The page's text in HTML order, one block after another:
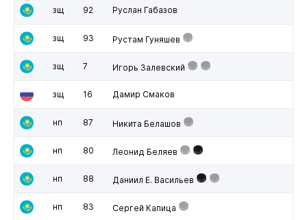
зщ 92 Руслан Габазов
зщ 93 Рустам Гуняшев
зщ 7 Игорь Залевский
зщ 16 Дамир Смаков
нп 87 Никита Белашов
нп 80 Леонид Беляев
нп 88 Даниил Е. Васильев
нп 83 Сергей Капица